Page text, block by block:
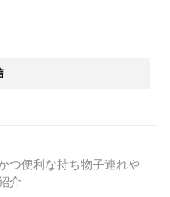
つ便利な持ち物子連れや
介